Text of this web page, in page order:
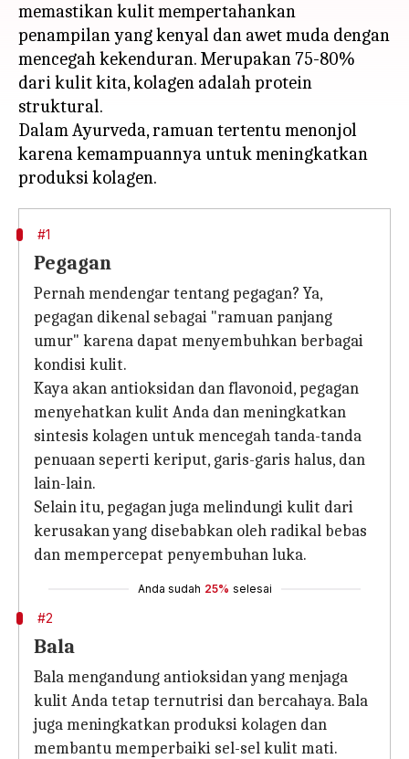
memastikan kulit mempertahankan
penampilan yang kenyal dan awet muda dengan
mencegah kekenduran. Merupakan 75-80%
dari kulit kita, kolagen adalah protein
struktural.
Dalam Ayurveda, ramuan tertentu menonjol
karena kemampuannya untuk meningkatkan
#1
Pegagan
Pernah mendengar tentang pegagan? Ya,
pegagan dikenal sebagai "ramuan panjang
umur" karena dapat menyembuhkan berbagai
kondisi kulit.
Kaya akan antioksidan dan flavonoid, pegagan
menyehatkan kulit Anda dan meningkatkan
sintesis kolagen untuk mencegah tanda-tanda
penuaan seperti keriput, garis-garis halus, dan
lain-lain.
Selain itu, pegagan juga melindungi kulit dari
kerusakan yang disebabkan oleh radikal bebas
dan mempercepat penyembuhan luka.
Anda sudah 25% selesai
#2
Bala
Bala mengandung antioksidan yang menjaga
kulit Anda tetap ternutrisi dan bercahaya. Bala
juga meningkatkan produksi kolagen dan
membantu memperbaiki sel-sel kulit mati.